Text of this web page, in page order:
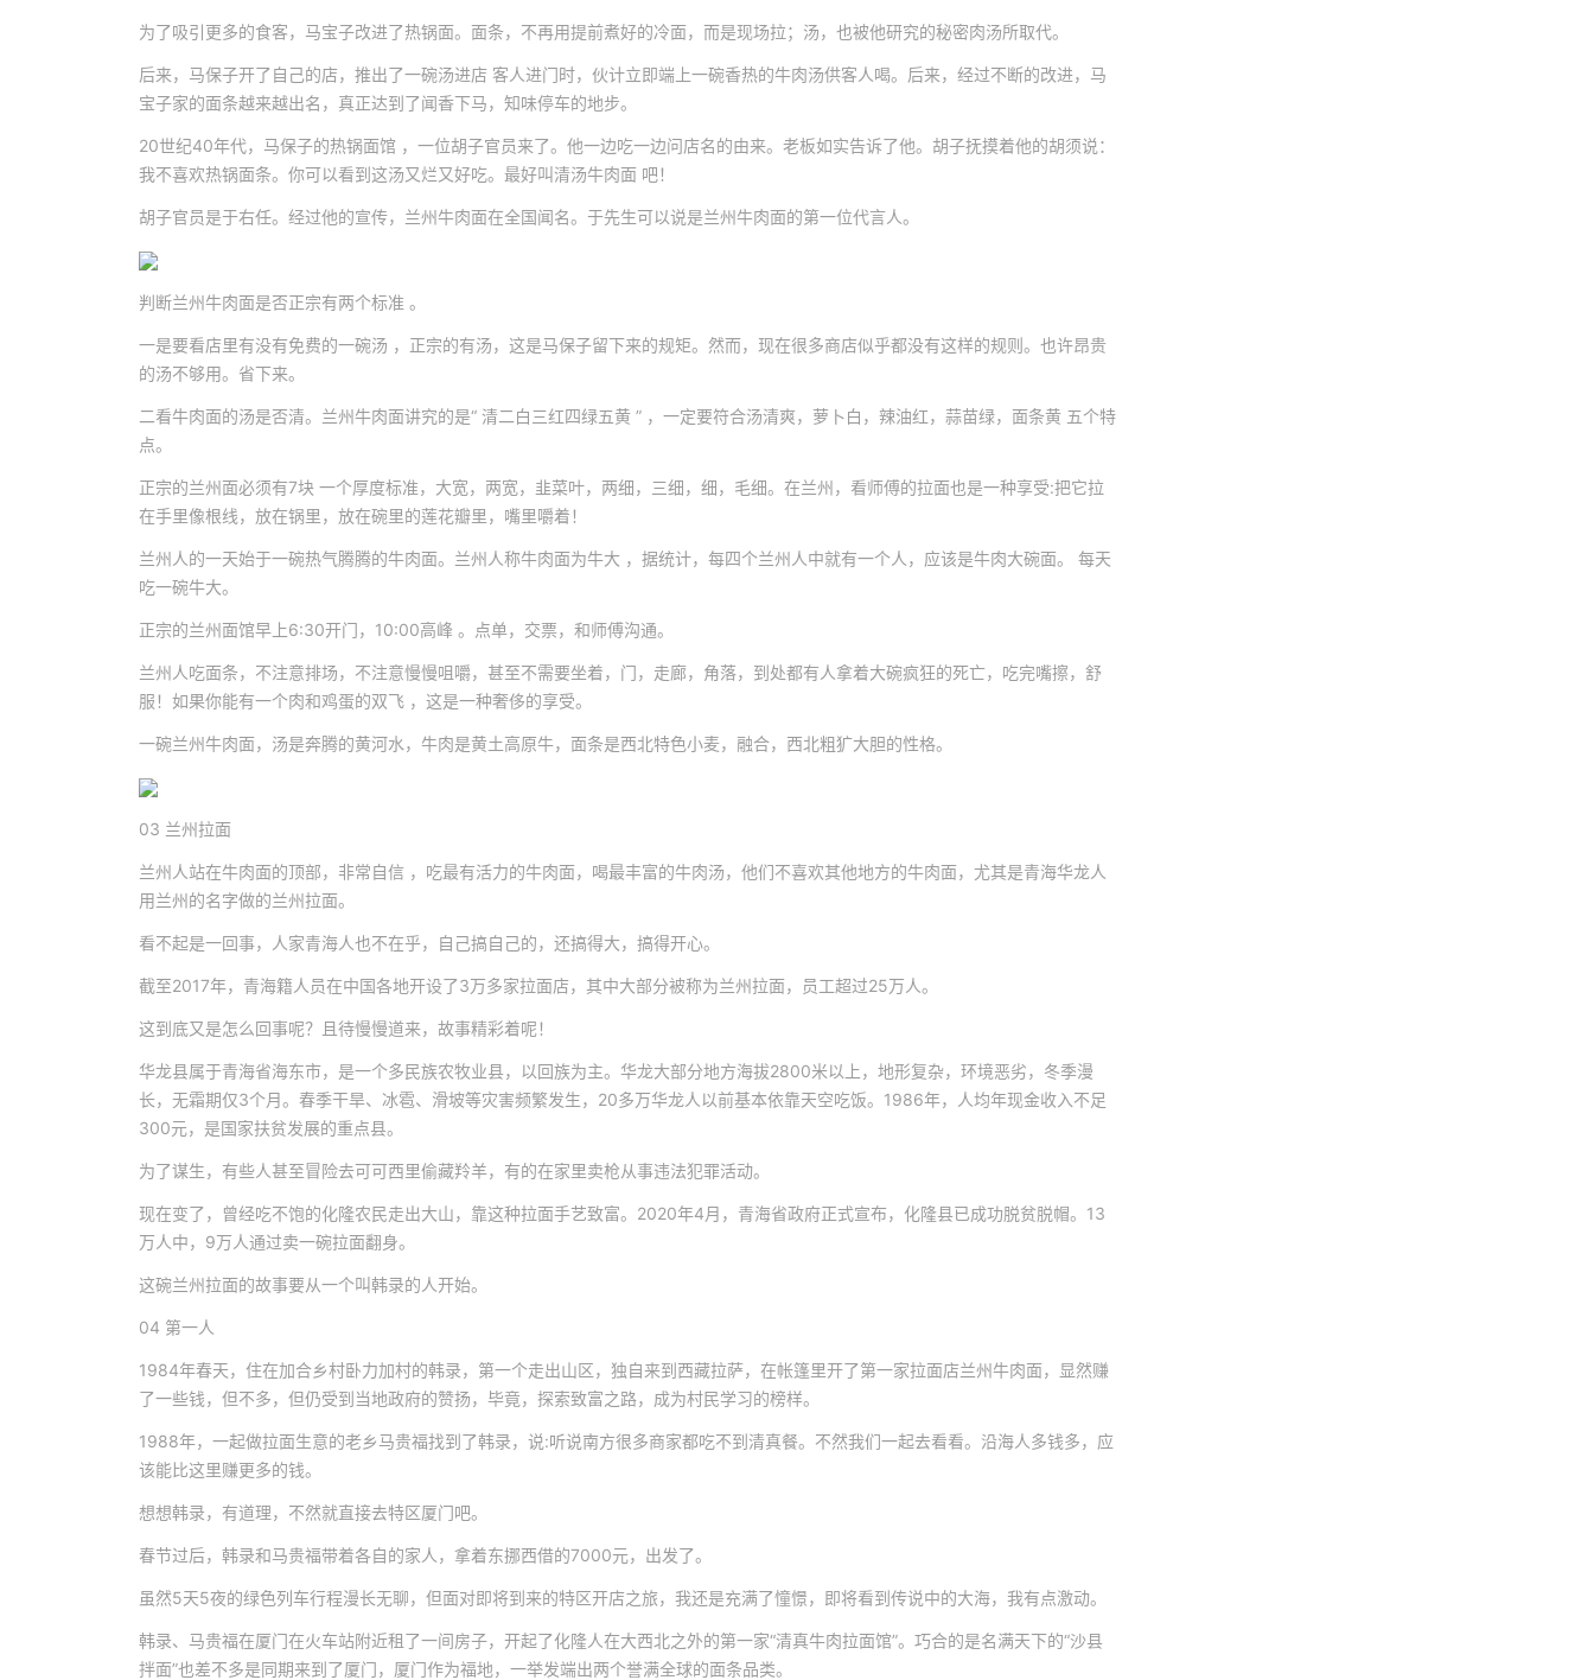
为了吸引更多的食客，马宝子改进了热锅面。面条，不再用提前煮好的冷面，而是现场拉；汤，也被他研究的秘密肉汤所取代。
后来，马保子开了自己的店，推出了一碗汤进店 客人进门时，伙计立即端上一碗香热的牛肉汤供客人喝。后来，经过不断的改进，马
宝子家的面条越来越出名，真正达到了闻香下马，知味停车的地步。
20世纪40年代，马保子的热锅面馆 ，一位胡子官员来了。他一边吃一边问店名的由来。老板如实告诉了他。胡子抚摸着他的胡须说：
我不喜欢热锅面条。你可以看到这汤又烂又好吃。最好叫清汤牛肉面 吧！
胡子官员是于右任。经过他的宣传，兰州牛肉面在全国闻名。于先生可以说是兰州牛肉面的第一位代言人。
判断兰州牛肉面是否正宗有两个标准 。
一是要看店里有没有免费的一碗汤 ，正宗的有汤，这是马保子留下来的规矩。然而，现在很多商店似乎都没有这样的规则。也许昂贵
的汤不够用。省下来。
二看牛肉面的汤是否清。兰州牛肉面讲究的是“ 清二白三红四绿五黄 ” ，一定要符合汤清爽，萝卜白，辣油红，蒜苗绿，面条黄 五个特
点。
正宗的兰州面必须有7块 一个厚度标准，大宽，两宽，韭菜叶，两细，三细，细，毛细。在兰州，看师傅的拉面也是一种享受:把它拉
在手里像根线，放在锅里，放在碗里的莲花瓣里，嘴里嚼着！
兰州人的一天始于一碗热气腾腾的牛肉面。兰州人称牛肉面为牛大 ，据统计，每四个兰州人中就有一个人，应该是牛肉大碗面。 每天
吃一碗牛大。
正宗的兰州面馆早上6:30开门，10:00高峰 。点单，交票，和师傅沟通。
兰州人吃面条，不注意排场，不注意慢慢咀嚼，甚至不需要坐着，门，走廊，角落，到处都有人拿着大碗疯狂的死亡，吃完嘴擦，舒
服！如果你能有一个肉和鸡蛋的双飞 ，这是一种奢侈的享受。
一碗兰州牛肉面，汤是奔腾的黄河水，牛肉是黄土高原牛，面条是西北特色小麦，融合，西北粗犷大胆的性格。
03 兰州拉面
兰州人站在牛肉面的顶部，非常自信 ，吃最有活力的牛肉面，喝最丰富的牛肉汤，他们不喜欢其他地方的牛肉面，尤其是青海华龙人
用兰州的名字做的兰州拉面。
看不起是一回事，人家青海人也不在乎，自己搞自己的，还搞得大，搞得开心。
截至2017年，青海籍人员在中国各地开设了3万多家拉面店，其中大部分被称为兰州拉面，员工超过25万人。
这到底又是怎么回事呢？且待慢慢道来，故事精彩着呢！
华龙县属于青海省海东市，是一个多民族农牧业县，以回族为主。华龙大部分地方海拔2800米以上，地形复杂，环境恶劣，冬季漫
长，无霜期仅3个月。春季干旱、冰雹、滑坡等灾害频繁发生，20多万华龙人以前基本依靠天空吃饭。1986年，人均年现金收入不足
300元，是国家扶贫发展的重点县。
为了谋生，有些人甚至冒险去可可西里偷藏羚羊，有的在家里卖枪从事违法犯罪活动。
现在变了，曾经吃不饱的化隆农民走出大山，靠这种拉面手艺致富。2020年4月，青海省政府正式宣布，化隆县已成功脱贫脱帽。13
万人中，9万人通过卖一碗拉面翻身。
这碗兰州拉面的故事要从一个叫韩录的人开始。
04 第一人
1984年春天，住在加合乡村卧力加村的韩录，第一个走出山区，独自来到西藏拉萨，在帐篷里开了第一家拉面店兰州牛肉面，显然赚
了一些钱，但不多，但仍受到当地政府的赞扬，毕竟，探索致富之路，成为村民学习的榜样。
1988年，一起做拉面生意的老乡马贵福找到了韩录，说:听说南方很多商家都吃不到清真餐。不然我们一起去看看。沿海人多钱多，应
该能比这里赚更多的钱。
想想韩录，有道理，不然就直接去特区厦门吧。
春节过后，韩录和马贵福带着各自的家人，拿着东挪西借的7000元，出发了。
虽然5天5夜的绿色列车行程漫长无聊，但面对即将到来的特区开店之旅，我还是充满了憧憬，即将看到传说中的大海，我有点激动。
韩录、马贵福在厦门在火车站附近租了一间房子，开起了化隆人在大西北之外的第一家“清真牛肉拉面馆”。巧合的是名满天下的“沙县
拌面”也差不多是同期来到了厦门，厦门作为福地，一举发端出两个誉满全球的面条品类。